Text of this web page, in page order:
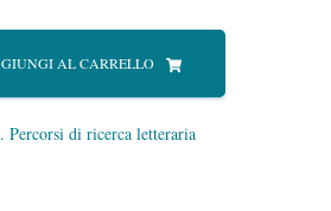
AL CARRELLO
Percorsi di ricerca letteraria